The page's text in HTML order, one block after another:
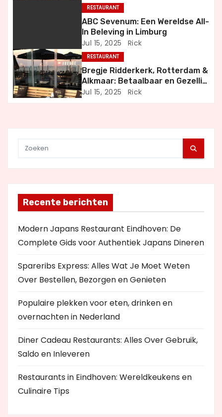
a
t
i
RESTAURANT
ABC Sevenum: Een Wereldse All-
In Beleving in Limburg
Jul 15, 2025 Rick
RESTAURANT
Bregje Ridderkerk, Rotterdam &
Alkmaar: Betaalbaar en Gezellig
Uit Eten
Jul 15, 2025 Rick
Recente berichten
Modern Japans Restaurant Eindhoven: De
Complete Gids voor Authentiek Japans Dineren
Spareribs Express: Alles Wat Je Moet Weten
Over Bestellen, Bezorgen en Genieten
Populaire plekken voor eten, drinken en
overnachten in Nederland
Diner Cadeau Restaurants: Alles Over Gebruik,
Saldo en Inleveren
Restaurants in Eindhoven: Wereldkeukens en
Culinaire Tips